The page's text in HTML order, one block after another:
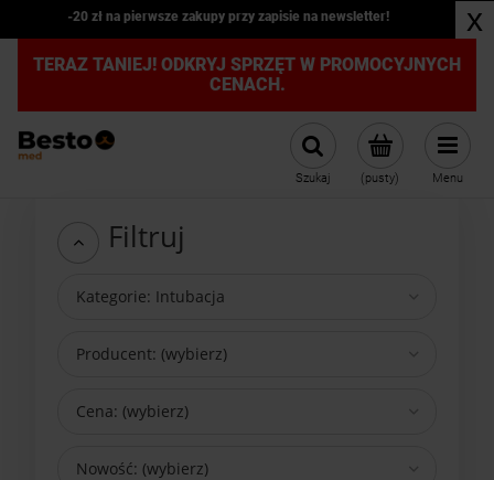
Kardiomonitor weterynaryjny JR2000B z kapnografem PROMOCJA x
TERAZ TANIEJ! ODKRYJ SPRZĘT W PROMOCYJNYCH
CENACH.
(pusty)
Szukaj Menu
Filtruj
Kategorie: Intubacja
Producent: (wybierz)
Cena: (wybierz)
Nowość: (wybierz)